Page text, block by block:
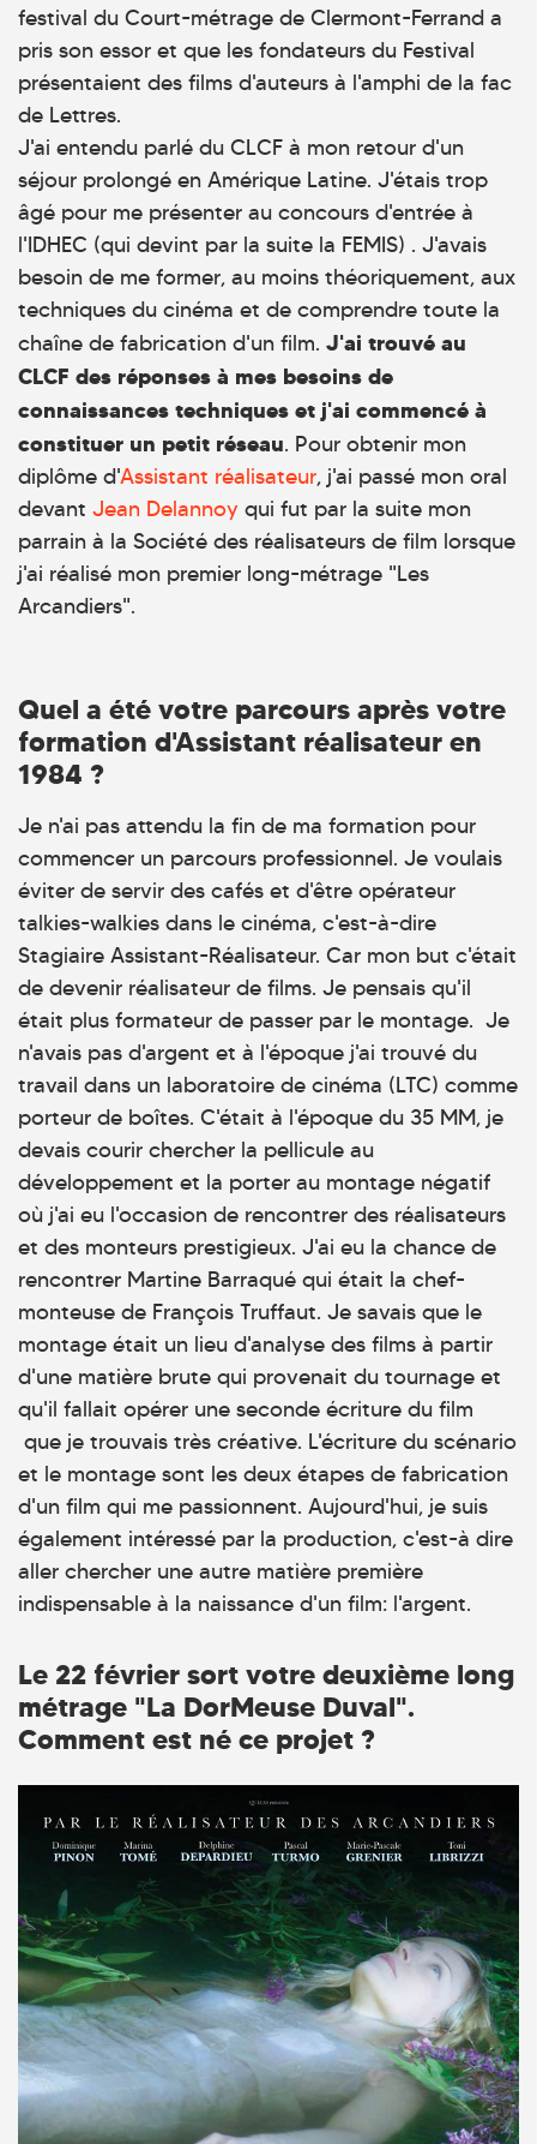
festival du Court-métrage de Clermont-Ferrand a
pris son essor et que les fondateurs du Festival
présentaient des films d'auteurs à l'amphi de la fac
de Lettres.
J'ai entendu parlé du CLCF à mon retour d'un
séjour prolongé en Amérique Latine. J'étais trop
âgé pour me présenter au concours d'entrée à
l'IDHEC (qui devint par la suite la FEMIS) . J'avais
besoin de me former, au moins théoriquement, aux
techniques du cinéma et de comprendre toute la
chaîne de fabrication d'un film. J'ai trouvé au
CLCF des réponses à mes besoins de
connaissances techniques et j'ai commencé à
constituer un petit réseau. Pour obtenir mon
diplôme d'Assistant réalisateur, j'ai passé mon oral
devant Jean Delannoy qui fut par la suite mon
parrain à la Société des réalisateurs de film lorsque
j'ai réalisé mon premier long-métrage "Les
Arcandiers".
Quel a été votre parcours après votre
formation d'Assistant réalisateur en
1984 ?
Je n'ai pas attendu la fin de ma formation pour
commencer un parcours professionnel. Je voulais
éviter de servir des cafés et d'être opérateur
talkies-walkies dans le cinéma, c'est-à-dire
Stagiaire Assistant-Réalisateur. Car mon but c'était
de devenir réalisateur de films. Je pensais qu'il
était plus formateur de passer par le montage. Je
n'avais pas d'argent et à l'époque j'ai trouvé du
travail dans un laboratoire de cinéma (LTC) comme
porteur de boîtes. C'était à l'époque du 35 MM, je
devais courir chercher la pellicule au
développement et la porter au montage négatif
où j'ai eu l'occasion de rencontrer des réalisateurs
et des monteurs prestigieux. J'ai eu la chance de
rencontrer Martine Barraqué qui était la chef-
monteuse de François Truffaut. Je savais que le
montage était un lieu d'analyse des films à partir
d'une matière brute qui provenait du tournage et
qu'il fallait opérer une seconde écriture du film
que je trouvais très créative. L'écriture du scénario
et le montage sont les deux étapes de fabrication
d'un film qui me passionnent. Aujourd'hui, je suis
également intéressé par la production, c'est-à dire
aller chercher une autre matière première
indispensable à la naissance d'un film: l'argent.
Le 22 février sort votre deuxième long
métrage "La DorMeuse Duval".
Comment est né ce projet ?